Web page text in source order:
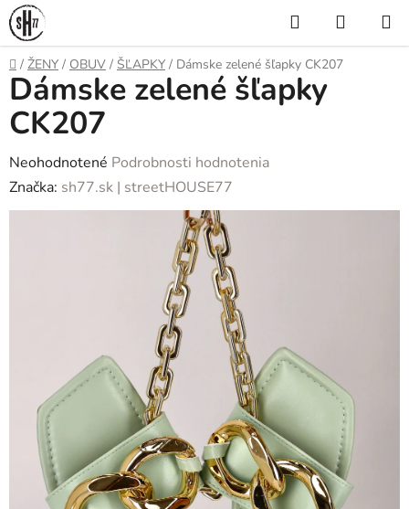
Prejsť
na
obsah
Hľadať
KOŠÍK
Domov
/ ŽENY / OBUV / ŠĽAPKY / Dámske zelené šľapky CK207
Dámske zelené šľapky
CK207
Priemerné
hodnotenie
produktu
Neohodnotené Podrobnosti hodnotenia
Značka: sh77.sk | streetHOUSE77